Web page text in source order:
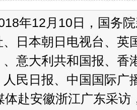
年12月10日，国务
日本朝日电视台、英
、意大利共和国报、
民日报、中国国际广
体赴安徽浙江广东采